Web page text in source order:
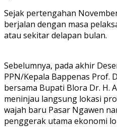
Sejak pertengahan
berjalan dengan masa
atau sekitar delapan bulan.
Sebelumnya, pada akhir
PPN/Kepala Bappenas Prof.
bersama Bupati Blora Dr. H.
meninjau langsung lokasi
wajah baru Pasar Ngawen
penggerak utama ekonomi